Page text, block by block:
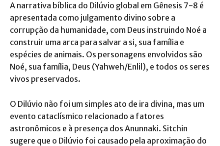
A narrativa bíblica do Dilúvio global em Gênesis 7-8 é
apresentada como julgamento divino sobre a
corrupção da humanidade, com Deus instruindo Noé a
construir uma arca para salvar a si, sua família e
espécies de animais. Os personagens envolvidos são
Noé, sua família, Deus (Yahweh/Enlil), e todos os seres
vivos preservados.
O Dilúvio não foi um simples ato de ira divina, mas um
evento cataclísmico relacionado a fatores
astronômicos e à presença dos Anunnaki. Sitchin
sugere que o Dilúvio foi causado pela aproximação do